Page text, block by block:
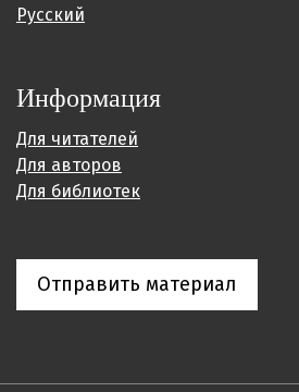
Русский
Информация
Для читателей
Для авторов
Для библиотек
Отправить материал